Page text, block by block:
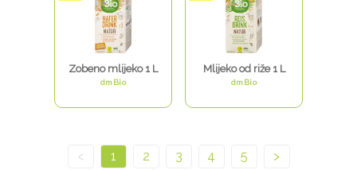
Zobeno mlijeko 1 L
dmBio
Mlijeko od riže 1 L
dmBio
< 1 2 3 4 5 >